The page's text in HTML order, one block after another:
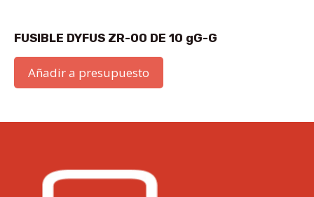
FUSIBLE DYFUS ZR-00 DE 10 gG-G
Añadir a presupuesto